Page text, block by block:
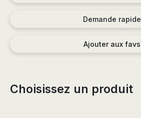
Demande rapide
Ajouter aux favs
Choisissez un produit